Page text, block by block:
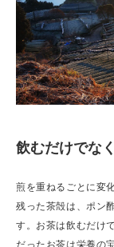
飲むだけでな
煎を重ねるごとに変
残った茶殻は、ポン
す。お茶は飲むだけ
だったお茶は栄養の